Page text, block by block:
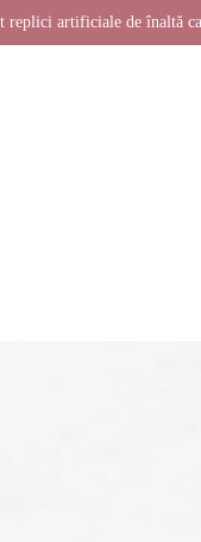
replici artificiale de înaltă